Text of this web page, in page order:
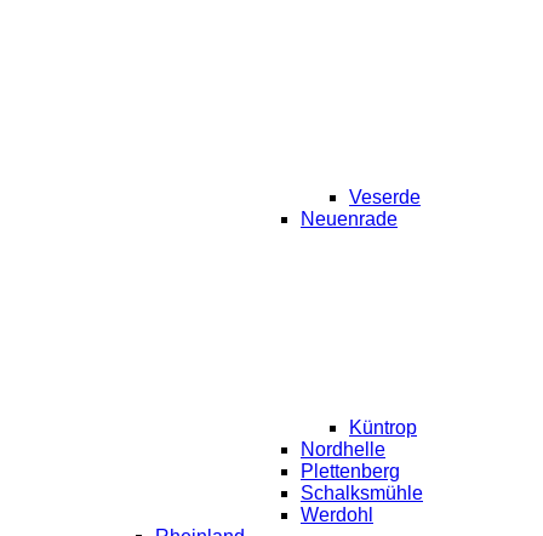
Veserde
Neuenrade
Küntrop
Nordhelle
Plettenberg
Schalksmühle
Werdohl